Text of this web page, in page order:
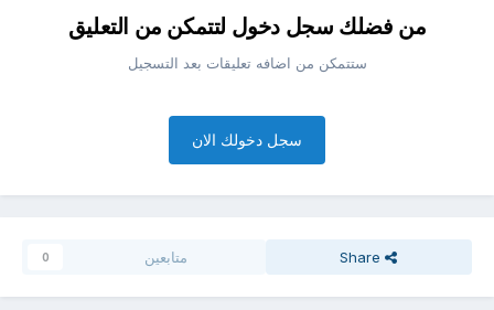
من فضلك سجل دخول لتتمكن من التعليق
ستتمكن من اضافه تعليقات بعد التسجيل
سجل دخولك الان
Share متابعين 0